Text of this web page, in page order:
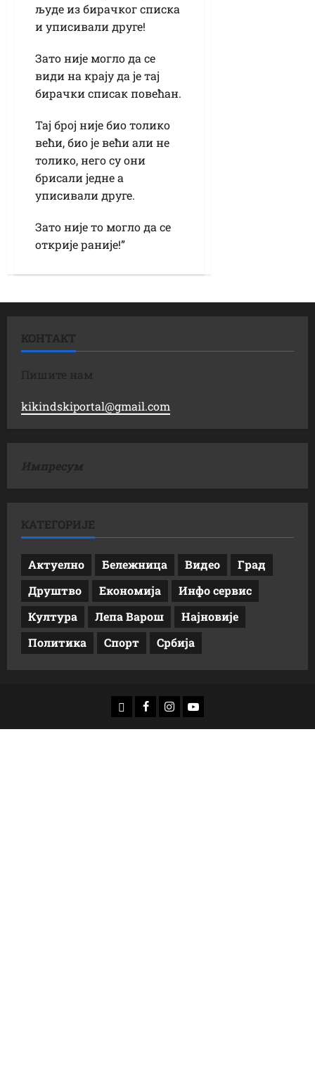
људе из бирачког списка
и уписивали друге!
Зато није могло да се
види на крају да је тај
бирачки списак повећан.
Тај број није био толико
већи, био је већи али не
толико, него су они
брисали једне а
уписивали друге.
Зато није то могло да се
открије раније!”
КОНТАКТ
Пишите нам
kikindskiportal@gmail.com
Импресум
КАТЕГОРИЈЕ
Актуелно Бележница Видео
Град
Друштво
Економија
Инфо сервис
Култура
Лепа Варош
Најновије
Политика
Спорт Србија
доwнлоад
Фацебоок
Инстаграм
Yоутубе